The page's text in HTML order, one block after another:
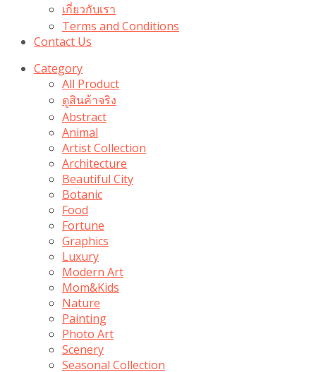
เกี่ยวกับเรา
Terms and Conditions
Contact Us
Category
All Product
ดูสินค้าจริง
Abstract
Animal
Artist Collection
Architecture
Beautiful City
Botanic
Food
Fortune
Graphics
Luxury
Modern Art
Mom&Kids
Nature
Painting
Photo Art
Scenery
Seasonal Collection